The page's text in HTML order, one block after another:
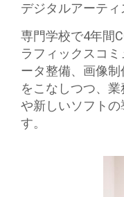
デジタルアーティ
専門学校で4年間
ラフィックスコ
ータ整備、画像
をこなしつつ、
や新しいソフト
す。